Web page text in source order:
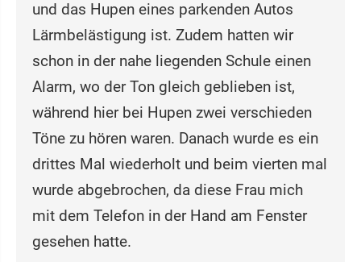
und das Hupen eines parkenden Autos
Lärmbelästigung ist. Zudem hatten wir
schon in der nahe liegenden Schule einen
Alarm, wo der Ton gleich geblieben ist,
während hier bei Hupen zwei verschieden
Töne zu hören waren. Danach wurde es ein
drittes Mal wiederholt und beim vierten mal
wurde abgebrochen, da diese Frau mich
mit dem Telefon in der Hand am Fenster
gesehen hatte.